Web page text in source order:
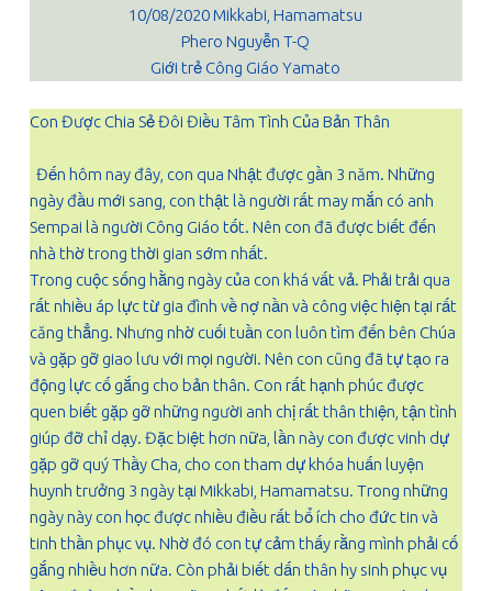
10/08/2020 Mikkabi, Hamamatsu
Phero Nguyễn T-Q
Giới trẻ Công Giáo Yamato
Con Được Chia Sẻ Đôi Điều Tâm Tình Của Bản Thân
Đến hôm nay đây, con qua Nhật được gần 3 năm. Những
ngày đầu mới sang, con thật là người rất may mắn có anh
Sempai là người Công Giáo tốt. Nên con đã được biết đến
nhà thờ trong thời gian sớm nhất.
Trong cuộc sống hằng ngày của con khá vất vả. Phải trải qua
rất nhiều áp lực từ gia đình về nợ nần và công việc hiện tại rất
căng thẳng. Nhưng nhờ cuối tuần con luôn tìm đến bên Chúa
và gặp gỡ giao lưu với mọi người. Nên con cũng đã tự tạo ra
động lực cố gắng cho bản thân. Con rất hạnh phúc được
quen biết gặp gỡ những người anh chị rất thân thiện, tận tình
giúp đỡ chỉ dạy. Đặc biệt hơn nữa, lần này con được vinh dự
gặp gỡ quý Thầy Cha, cho con tham dự khóa huấn luyện
huynh trưởng 3 ngày tại Mikkabi, Hamamatsu. Trong những
ngày này con học được nhiều điều rất bổ ích cho đức tin và
tinh thần phục vụ. Nhờ đó con tự cảm thấy rằng mình phải cố
gắng nhiều hơn nữa. Còn phải biết dấn thân hy sinh phục vụ